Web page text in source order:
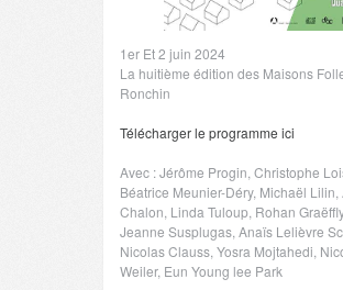
1er Et 2 juin 2024
La huitième édition des Maisons
Ronchin
Télécharger le programme ici
Avec : Jérôme Progin, Christophe
Béatrice Meunier-Déry, Michaël
Chalon, Linda Tuloup, Rohan
Jeanne Susplugas, Anaïs Lelièvre
Nicolas Clauss, Yosra Mojtahedi,
Weiler, Eun Young lee Park